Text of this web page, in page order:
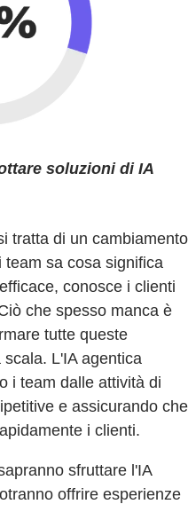
soluzioni di IA
tratta di un cambiamento
sa cosa significa
conosce i clienti
che spesso manca è
tutte queste
L'IA agentica
i team dalle attività di
e assicurando che
i clienti.
sfruttare l'IA
offrire esperienze